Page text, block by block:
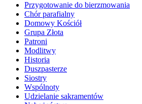
Przygotowanie do bierzmowania
Chór parafialny
Domowy Kościół
Grupa Złota
Patroni
Modlitwy
Historia
Duszpasterze
Siostry
Wspólnoty
Udzielanie sakramentów